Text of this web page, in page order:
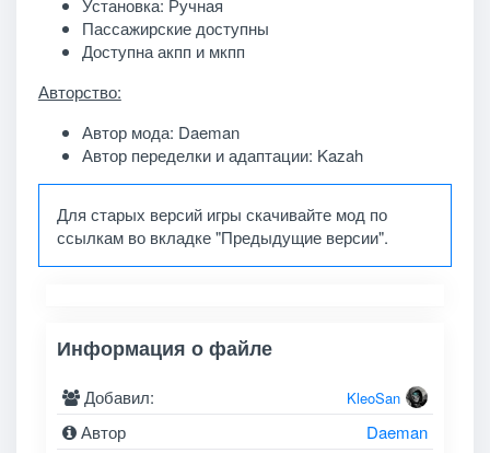
Установка: Ручная
Пассажирские доступны
Доступна акпп и мкпп
Авторство:
Автор мода: Daeman
Автор переделки и адаптации: Kazah
Для старых версий игры скачивайте мод по
ссылкам во вкладке "Предыдущие версии".
Информация о файле
Добавил: KleoSan
Автор
Daeman